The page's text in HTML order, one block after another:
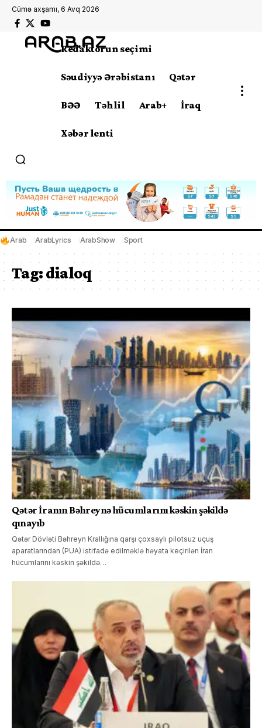
Cümə axşamı, 6 Avq 2026
Redaktorun seçimi
Səudiyyə Ərəbistanı Qətər
BƏƏ Təhlil Arab+ İraq
Xəbər lenti
Arab ArabLyrics ArabShow Sport
Tag:dialoq
Qətər İranın Bəhreynə hücumlarını kəskin şəkildə
qınayıb
Qətər Dövləti Bəhreyn Krallığına qarşı çoxsaylı pilotsuz uçuş
aparatlarından (PUA) istifadə edilməklə həyata keçirilən İran
hücumlarını kəskin şəkildə…